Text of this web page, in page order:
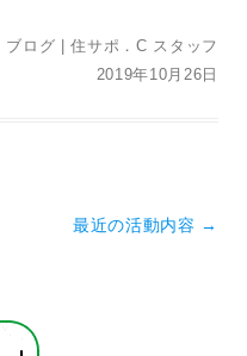
ブログ |住サポ．C スタッフ
2019年10月26日
最近の活動内容 →